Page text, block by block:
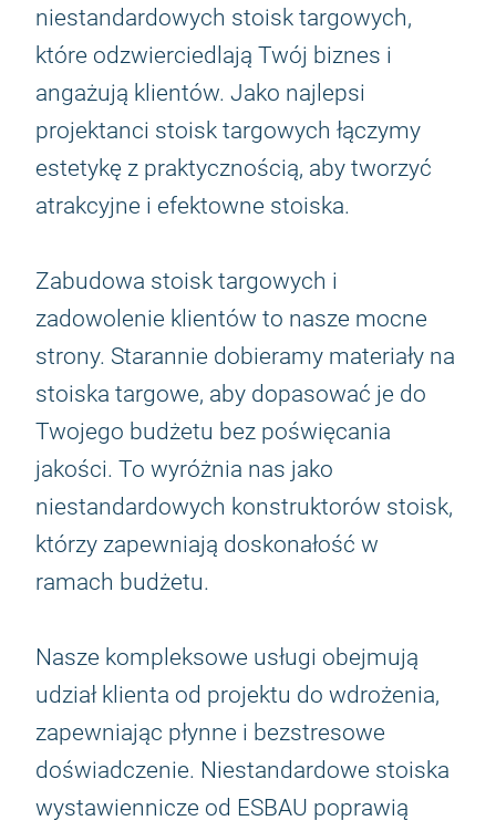
niestandardowych stoisk targowych,
które odzwierciedlają Twój biznes i
angażują klientów. Jako najlepsi
projektanci stoisk targowych łączymy
estetykę z praktycznością, aby tworzyć
atrakcyjne i efektowne stoiska.
Zabudowa stoisk targowych i
zadowolenie klientów to nasze mocne
strony. Starannie dobieramy materiały na
stoiska targowe, aby dopasować je do
Twojego budżetu bez poświęcania
jakości. To wyróżnia nas jako
niestandardowych konstruktorów stoisk,
którzy zapewniają doskonałość w
ramach budżetu.
Nasze kompleksowe usługi obejmują
udział klienta od projektu do wdrożenia,
zapewniając płynne i bezstresowe
doświadczenie. Niestandardowe stoiska
wystawiennicze od ESBAU poprawią